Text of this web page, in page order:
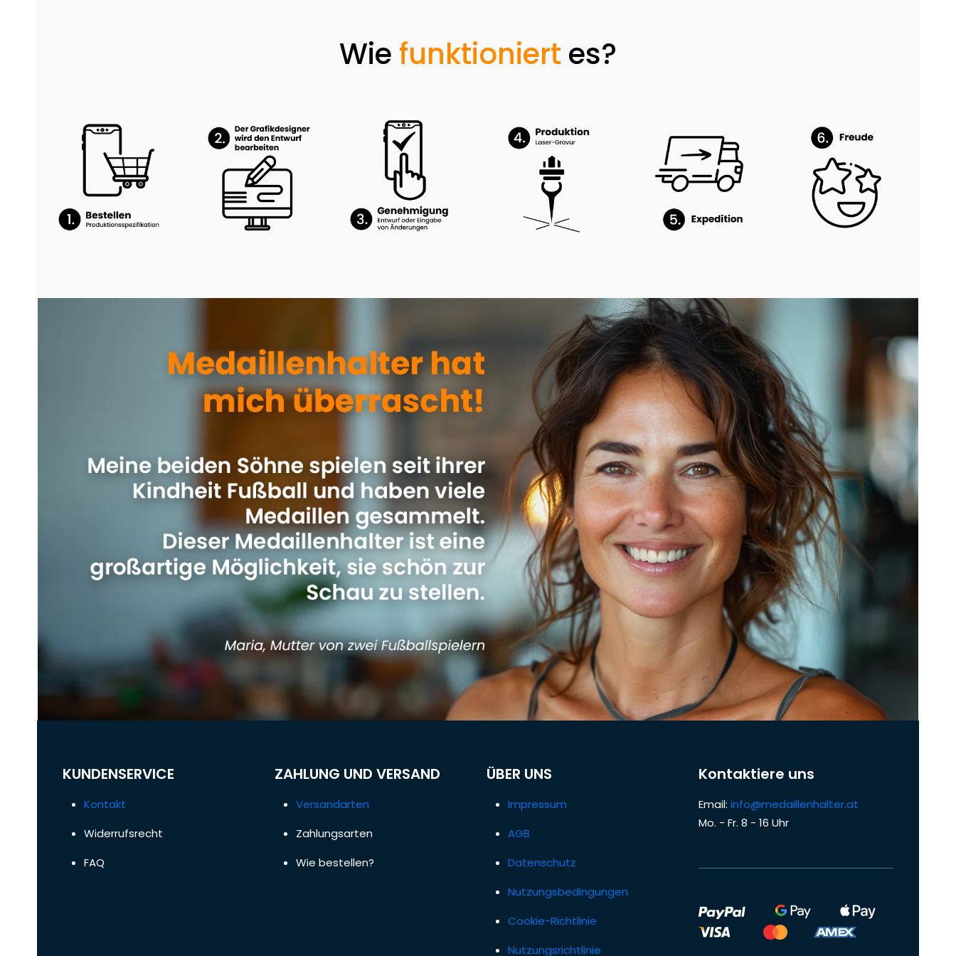
Wie funktioniert es?
KUNDENSERVICE
Kontakt
Widerrufsrecht
FAQ
ZAHLUNG UND VERSAND
Versandarten
Zahlungsarten
Wie bestellen?
ÜBER UNS
Impressum
AGB
Datenschutz
Nutzungsbedingungen
Cookie-Richtlinie
Nutzungsrichtlinie
Kontaktiere uns
Email: info@medaillenhalter.at
Mo. - Fr. 8 - 16 Uhr